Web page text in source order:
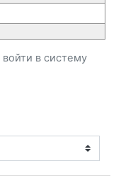
войти в систему